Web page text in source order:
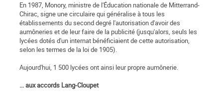
En 1987, Monory, ministre de l'Éducation nationale de Mitterrand-
Chirac, signe une circulaire qui généralise à tous les
établissements du second degré l'autorisation d'avoir des
aumôneries et de leur faire de la publicité (jusqu'alors, seuls les
lycées dotés d'un internat bénéficiaient de cette autorisation,
selon les termes de la loi de 1905).
Aujourd'hui, 1 500 lycées ont ainsi leur propre aumônerie.
... aux accords Lang-Cloupet